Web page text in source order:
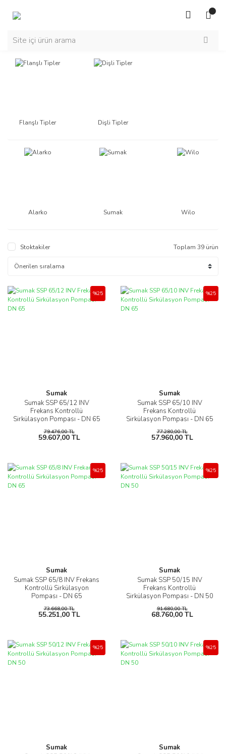
Flanşlı Tipler Dişli Tipler
Alarko Sumak Wilo
Stoktakiler Toplam 39 ürün
Sumak
Sumak SSP 65/12 INV
Frekans Kontrollü
Sirkülasyon Pompası - DN 65
%25
79.476,00 TL
59.607,00 TL
Sumak
Sumak SSP 65/10 INV
Frekans Kontrollü
Sirkülasyon Pompası - DN 65
%25
77.280,00 TL
57.960,00 TL
Sumak
Sumak SSP 65/8 INV Frekans
Kontrollü Sirkülasyon
Pompası - DN 65
%25
73.668,00 TL
55.251,00 TL
Sumak
Sumak SSP 50/15 INV
Frekans Kontrollü
Sirkülasyon Pompası - DN 50
%25
91.680,00 TL
68.760,00 TL
Sumak
%25
Sumak
%25